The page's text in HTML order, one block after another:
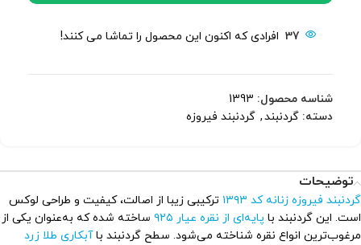
37 افرادی که اکنون این محصول را تماشا می کنند!
شناسه محصول: 1393
دسته: گردنبند, گردنبند فیروزه
توضیحات
گردنبند فیروزه زنانه کد ۱۳۹۳
ترکیبی زیبا از اصالت، کیفیت و طراحی لوکس
است. این گردنبند با پایه‌ای از نقره عیار ۹۲۵
ساخته شده که به‌عنوان یکی از
مرغوب‌ترین انواع نقره شناخته می‌شود. سطح گردنبند باآبکاری طلا زرد